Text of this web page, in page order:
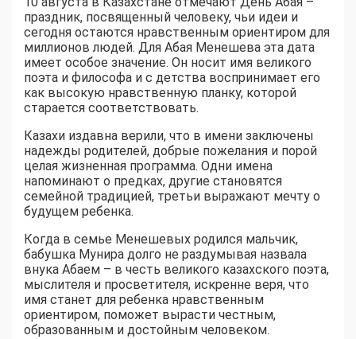
праздник, посвященный человеку, чьи идеи и
сегодня остаются нравственным ориентиром для
миллионов людей. Для Абая Менешева эта дата
имеет особое значение. Он носит имя великого
поэта и философа и с детства воспринимает его
как высокую нравственную планку, которой
старается соответствовать.
Казахи издавна верили, что в имени заключены
надежды родителей, добрые пожелания и порой
целая жизненная программа. Одни имена
напоминают о предках, другие становятся
семейной традицией, третьи выражают мечту о
будущем ребенка.
Когда в семье Менешевых родился мальчик,
бабушка Мунира долго не раздумывая назвала
внука Абаем – в честь великого казахского поэта,
мыслителя и просветителя, искренне веря, что
имя станет для ребенка нравственным
ориентиром, поможет вырасти честным,
образованным и достойным человеком.